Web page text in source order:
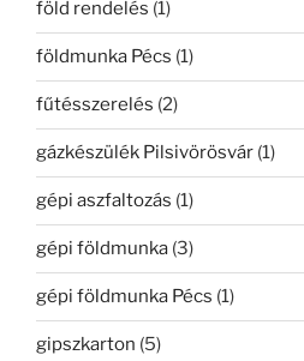
föld rendelés (1)
földmunka Pécs (1)
fűtésszerelés (2)
gázkészülék Pilsivörösvár (1)
gépi aszfaltozás (1)
gépi földmunka (3)
gépi földmunka Pécs (1)
gipszkarton (5)